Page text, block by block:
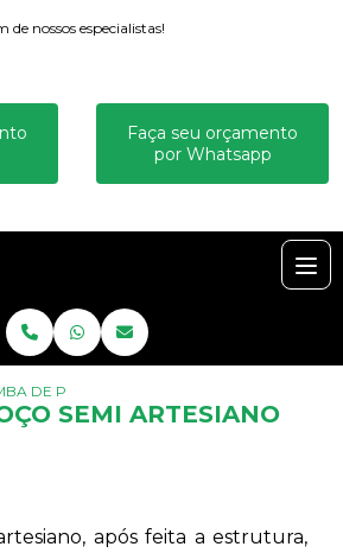
nossos especialistas!
Faça seu orçamento
por Whatsapp
DE POÇO SEMI ARTESIANO VERA CRUZ
SEMI ARTESIANO
após feita a estrutura,